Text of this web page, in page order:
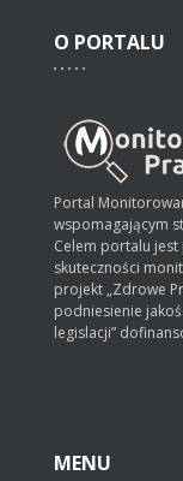
O PORTALU
Portal
wspomagającym
Celem portalu
skuteczności
projekt „Zdrowe
podniesienie
legislacji”
MENU